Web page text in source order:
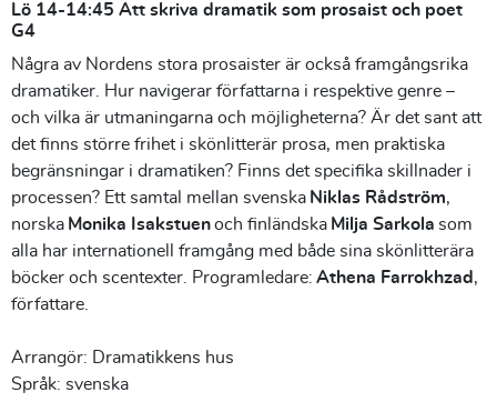
Lö 14-14:45 Att skriva dramatik som prosaist och poet
G4
Några av Nordens stora prosaister är också framgångsrika
dramatiker. Hur navigerar författarna i respektive genre –
och vilka är utmaningarna och möjligheterna? Är det sant att
det finns större frihet i skönlitterär prosa, men praktiska
begränsningar i dramatiken? Finns det specifika skillnader i
processen? Ett samtal mellan svenska Niklas Rådström,
norska Monika Isakstuenoch finländska Milja Sarkola som
alla har internationell framgång med både sina skönlitterära
böcker och scentexter. Programledare: Athena Farrokhzad,
författare.
Arrangör: Dramatikkens hus
Språk: svenska